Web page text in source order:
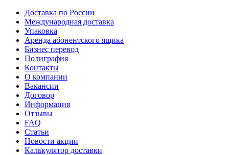
Доставка по России
Международная доставка
Упаковка
Аренда абонентского ящика
Бизнес перевод
Полиграфия
Контакты
О компании
Вакансии
Договор
Информация
Отзывы
FAQ
Статьи
Новости акции
Калькулятор доставки